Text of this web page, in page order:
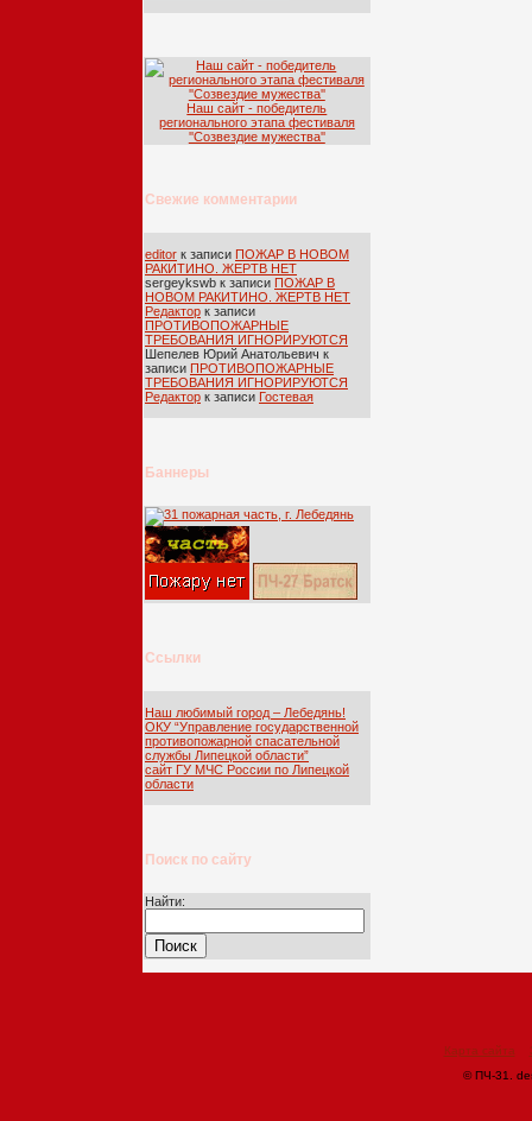
Наш сайт - победитель
регионального этапа фестиваля
''Созвездие мужества''
Свежие комментарии
editor к записи ПОЖАР В НОВОМ
РАКИТИНО. ЖЕРТВ НЕТ
sergeykswb к записи ПОЖАР В
НОВОМ РАКИТИНО. ЖЕРТВ НЕТ
Редактор к записи
ПРОТИВОПОЖАРНЫЕ
ТРЕБОВАНИЯ ИГНОРИРУЮТСЯ
Шепелев Юрий Анатольевич к
записи ПРОТИВОПОЖАРНЫЕ
ТРЕБОВАНИЯ ИГНОРИРУЮТСЯ
Редактор к записи Гостевая
Баннеры
Ссылки
Наш любимый город – Лебедянь!
ОКУ “Управление государственной
противопожарной спасательной
службы Липецкой области”
сайт ГУ МЧС России по Липецкой
области
Поиск по сайту
Найти:
Карта сайта
© ПЧ-31.